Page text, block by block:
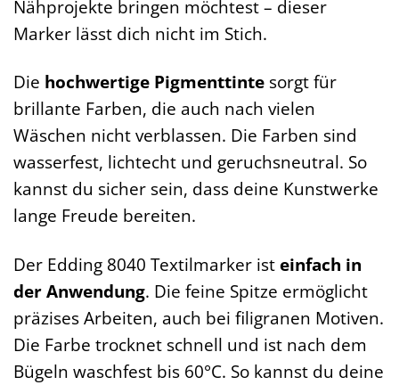
Nähprojekte bringen möchtest – dieser
Marker lässt dich nicht im Stich.
Die hochwertige Pigmenttinte sorgt für
brillante Farben, die auch nach vielen
Wäschen nicht verblassen. Die Farben sind
wasserfest, lichtecht und geruchsneutral. So
kannst du sicher sein, dass deine Kunstwerke
lange Freude bereiten.
Der Edding 8040 Textilmarker ist einfach in
der Anwendung. Die feine Spitze ermöglicht
präzises Arbeiten, auch bei filigranen Motiven.
Die Farbe trocknet schnell und ist nach dem
Bügeln waschfest bis 60°C. So kannst du deine